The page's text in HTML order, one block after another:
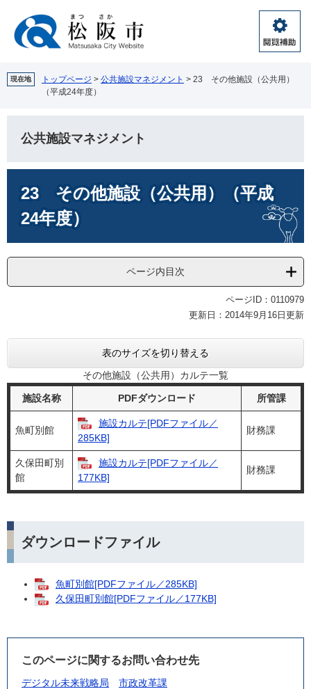
へ
閲
覧
助
現在地 トップページ > 公共施設マネジメント > 23 その他施設（公共用）
（平成24年度）
公共施設マネジメント
23 その他施設（公共用）（平成
24年度）
ページ内目次
ページID：0110979
更新日：2014年9月16日更新
表のサイズを切り替える
その他施設（公共用）カルテ一覧
施設名称 PDFダウンロード 所管課
魚町別館
施設カルテ[PDFファイル／
285KB]
財務課
久保田町別
館
施設カルテ[PDFファイル／
177KB]
財務課
ダウンロードファイル
魚町別館[PDFファイル／285KB]
久保田町別館[PDFファイル／177KB]
このページに関するお問い合わせ先
デジタル未来戦略局
市政改革課